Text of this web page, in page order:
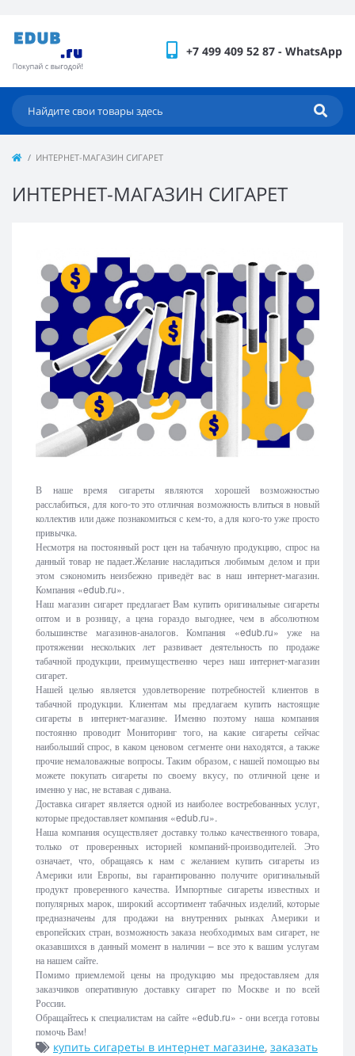
+7 499 409 52 87 - WhatsApp
ИНТЕРНЕТ-МАГАЗИН СИГАРЕТ
ИНТЕРНЕТ-МАГАЗИН СИГАРЕТ
В наше время сигареты являются хорошей возможностью
расслабиться, для кого-то это отличная возможность влиться в новый
коллектив или даже познакомиться с кем-то, а для кого-то уже просто
привычка.
Несмотря на постоянный рост цен на табачную продукцию, спрос на
данный товар не падает.Желание насладиться любимым делом и при
этом сэкономить неизбежно приведёт вас в наш интернет-магазин.
Компания «edub.ru».
Наш магазин сигарет предлагает Вам купить оригинальные сигареты
оптом и в розницу, а цена гораздо выгоднее, чем в абсолютном
большинстве магазинов-аналогов. Компания «edub.ru» уже на
протяжении нескольких лет развивает деятельность по продаже
табачной продукции, преимущественно через наш интернет-магазин
сигарет.
Нашей целью является удовлетворение потребностей клиентов в
табачной продукции. Клиентам мы предлагаем купить настоящие
сигареты в интернет-магазине. Именно поэтому наша компания
постоянно проводит Мониторинг того, на какие сигареты сейчас
наибольший спрос, в каком ценовом сегменте они находятся, а также
прочие немаловажные вопросы. Таким образом, с нашей помощью вы
можете покупать сигареты по своему вкусу, по отличной цене и
именно у нас, не вставая с дивана.
Доставка сигарет является одной из наиболее востребованных услуг,
которые предоставляет компания «edub.ru».
Наша компания осуществляет доставку только качественного товара,
только от проверенных историей компаний-производителей. Это
означает, что, обращаясь к нам с желанием купить сигареты из
Америки или Европы, вы гарантированно получите оригинальный
продукт проверенного качества. Импортные сигареты известных и
популярных марок, широкий ассортимент табачных изделий, которые
предназначены для продажи на внутренних рынках Америки и
европейских стран, возможность заказа необходимых вам сигарет, не
оказавшихся в данный момент в наличии – все это к вашим услугам
на нашем сайте.
Помимо приемлемой цены на продукцию мы предоставляем для
заказчиков оперативную доставку сигарет по Москве и по всей
России.
Обращайтесь к специалистам на сайте «edub.ru» - они всегда готовы
помочь Вам!
купить сигареты в интернет магазине, заказать